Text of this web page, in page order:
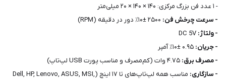
- ۱ عدد فن بزرگ مرکزی: ۱۴۰ × ۱۴۰ × ۲۰ میلی‌متر
- سرعت چرخش فن:
- ولتاژ:
- جریان:
- مصرف برق:
- سازگاری:
مناسب همه لپ‌تاپ‌های تا ۱۷ اینچ (Dell, HP, Lenovo, ASUS, MSI,